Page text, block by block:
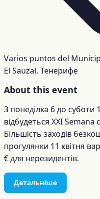
Varios puntos del
El Sauzal, Тенерифе
About this event
З понеділка 6 до суботи
відбудеться XXI Semana
Більшість заходів
прогулянки 11 квітня
€ для нерезидентів.
Детальніше